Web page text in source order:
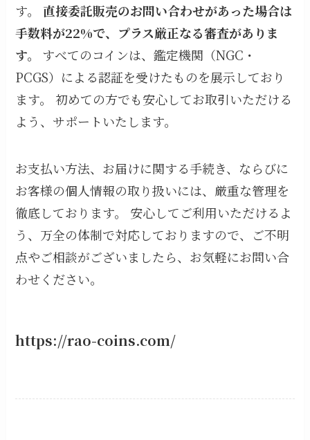
す。 直接委託販売のお問い合わせがあった場合は
手数料が22%で、プラス厳正なる審査がありま
す。 すべてのコインは、鑑定機関（NGC・
PCGS）による認証を受けたものを展示しており
ます。 初めての方でも安心してお取引いただける
よう、サポートいたします。
お支払い方法、お届けに関する手続き、ならびに
お客様の個人情報の取り扱いには、厳重な管理を
徹底しております。 安心してご利用いただけるよ
う、万全の体制で対応しておりますので、ご不明
点やご相談がございましたら、お気軽にお問い合
わせください。
https://rao-coins.com/